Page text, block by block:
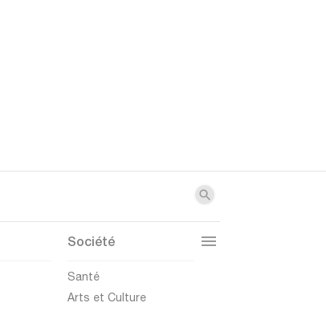
Société
Santé
Arts et Culture